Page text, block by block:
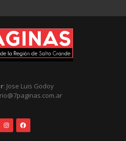
: Jose Luis Godoy